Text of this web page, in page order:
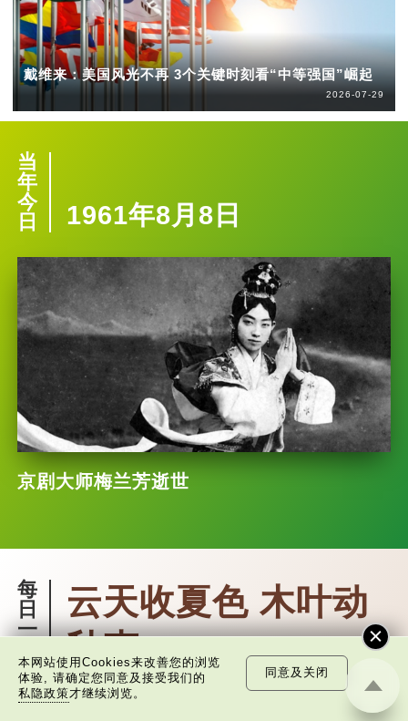
戴维来：美国风光不再 3个关键时刻看“中等强国”崛起
2026-07-29
当
年
今
日
1961年8月8日
京剧大师梅兰芳逝世
每
日
一
云天收夏色 木叶动
秋声
本网站使用Cookies来改善您的浏览
体验, 请确定您同意及接受我们的
私隐政策才继续浏览。
同意及关闭